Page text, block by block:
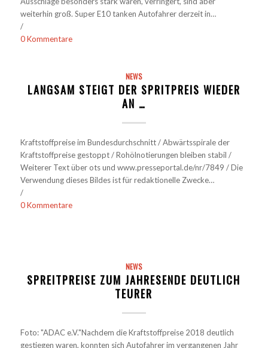
weiterhin groß. Super E10 tanken Autofahrer derzeit in…
/
0 Kommentare
NEWS
LANGSAM STEIGT DER SPRITPREIS WIEDER
AN …
Kraftstoffpreise im Bundesdurchschnitt / Abwärtsspirale der
Kraftstoffpreise gestoppt / Rohölnotierungen bleiben stabil /
Weiterer Text über ots und www.presseportal.de/nr/7849 / Die
Verwendung dieses Bildes ist für redaktionelle Zwecke…
/
0 Kommentare
NEWS
SPREITPREISE ZUM JAHRESENDE DEUTLICH
TEURER
Foto: "ADAC e.V."Nachdem die Kraftstoffpreise 2018 deutlich
gestiegen waren, konnten sich Autofahrer im vergangenen Jahr